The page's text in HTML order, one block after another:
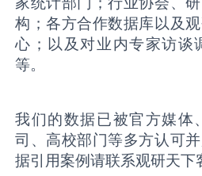
构；各方合作数据库以及
心；以及对业内专家访谈
等。
我们的数据已被官方媒体
司、高校部门等多方认可
据引用案例请联系观研天下